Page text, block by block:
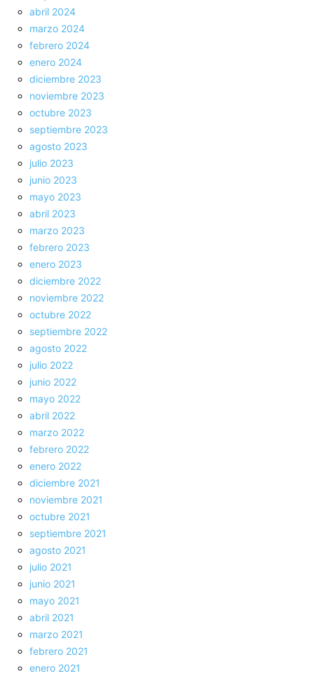
abril 2024
marzo 2024
febrero 2024
enero 2024
diciembre 2023
noviembre 2023
octubre 2023
septiembre 2023
agosto 2023
julio 2023
junio 2023
mayo 2023
abril 2023
marzo 2023
febrero 2023
enero 2023
diciembre 2022
noviembre 2022
octubre 2022
septiembre 2022
agosto 2022
julio 2022
junio 2022
mayo 2022
abril 2022
marzo 2022
febrero 2022
enero 2022
diciembre 2021
noviembre 2021
octubre 2021
septiembre 2021
agosto 2021
julio 2021
junio 2021
mayo 2021
abril 2021
marzo 2021
febrero 2021
enero 2021